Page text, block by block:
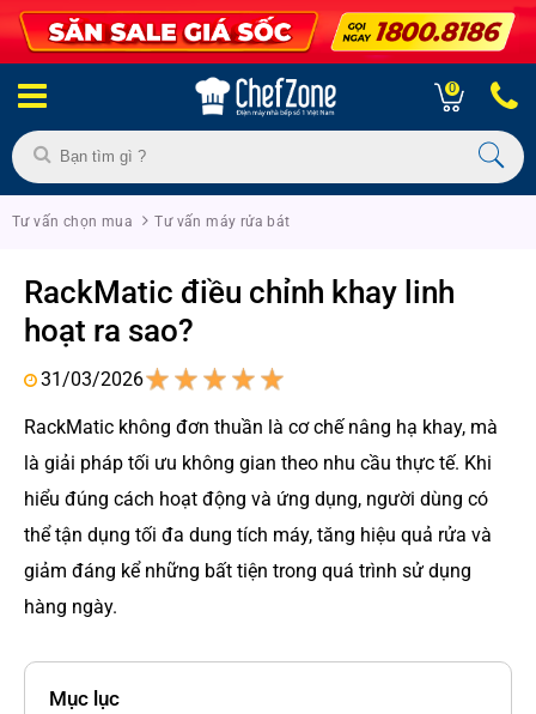
0
Tư vấn chọn mua Tư vấn máy rửa bát
RackMatic điều chỉnh khay linh
hoạt ra sao?
31/03/2026
RackMatic không đơn thuần là cơ chế nâng hạ khay, mà
là giải pháp tối ưu không gian theo nhu cầu thực tế. Khi
hiểu đúng cách hoạt động và ứng dụng, người dùng có
thể tận dụng tối đa dung tích máy, tăng hiệu quả rửa và
giảm đáng kể những bất tiện trong quá trình sử dụng
hàng ngày.
Mục lục